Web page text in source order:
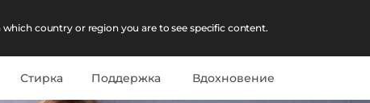
which country or region you are to see specific content.
Стирка Поддержка Вдохновение